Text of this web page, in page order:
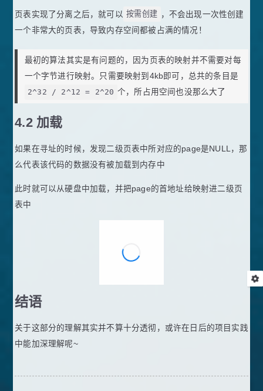
页表实现了分离之后，就可以 按需创建 ，不会出现一次性创建
一个非常大的页表，导致内存空间都被占满的情况！
最初的算法其实是有问题的，因为页表的映射并不需要对每
一个字节进行映射。只需要映射到4kb即可，总共的条目是
2^32 / 2^12 = 2^20 个，所占用空间也没那么大了
4.2 加载
如果在寻址的时候，发现二级页表中所对应的page是NULL，那
么代表该代码的数据没有被加载到内存中
此时就可以从硬盘中加载，并把page的首地址给映射进二级页
表中
结语
关于这部分的理解其实并不算十分透彻，或许在日后的项目实践
中能加深理解呢~